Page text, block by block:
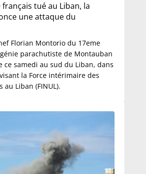
tué au Liban, la
une attaque du
Florian Montorio du 17eme
parachutiste de Montauban
ce samedi au sud du Liban, dans
la Force intérimaire des
au Liban (FINUL).